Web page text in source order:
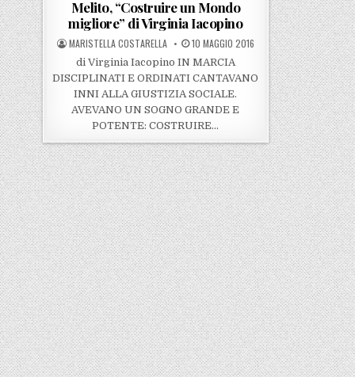
Melito, “Costruire un Mondo
migliore” di Virginia Iacopino
POSTED BY
MARISTELLA COSTARELLA POSTED ON
10 MAGGIO 2016
di Virginia Iacopino IN MARCIA
DISCIPLINATI E ORDINATI CANTAVANO
INNI ALLA GIUSTIZIA SOCIALE.
AVEVANO UN SOGNO GRANDE E
POTENTE: COSTRUIRE…